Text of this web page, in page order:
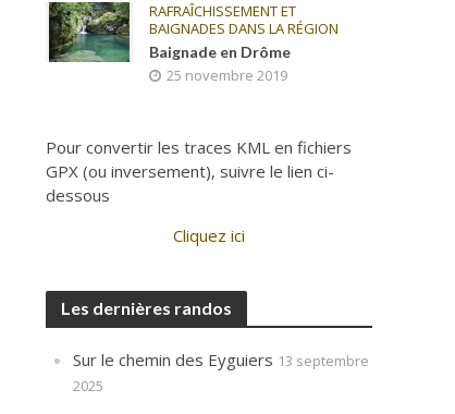
RAFRAÎCHISSEMENT ET
BAIGNADES DANS LA RÉGION
Baignade en Drôme
25 novembre 2019
Pour convertir les traces KML en fichiers
GPX (ou inversement), suivre le lien ci-
dessous
Cliquez ici
Les dernières randos
Sur le chemin des Eyguiers 13 septembre
2025